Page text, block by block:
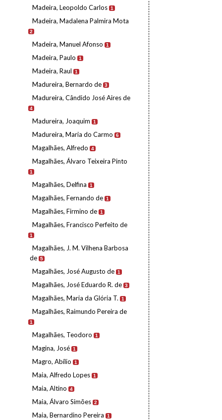
Madeira, Leopoldo Carlos 1
Madeira, Madalena Palmira Mota
2
Madeira, Manuel Afonso 1
Madeira, Paulo 1
Madeira, Raul 1
Madureira, Bernardo de 3
Madureira, Cândido José Aires de
4
Madureira, Joaquim 1
Madureira, Maria do Carmo 6
Magalhães, Alfredo 4
Magalhães, Álvaro Teixeira Pinto
1
Magalhães, Delfina 1
Magalhães, Fernando de 1
Magalhães, Firmino de 1
Magalhães, Francisco Perfeito de
1
Magalhães, J. M. Vilhena Barbosa
de 5
Magalhães, José Augusto de 1
Magalhães, José Eduardo R. de 3
Magalhães, Maria da Glória T. 1
Magalhães, Raimundo Pereira de
1
Magalhães, Teodoro 1
Magina, José 1
Magro, Abílio 1
Maia, Alfredo Lopes 1
Maia, Altino 4
Maia, Álvaro Simões 2
Maia, Bernardino Pereira 1